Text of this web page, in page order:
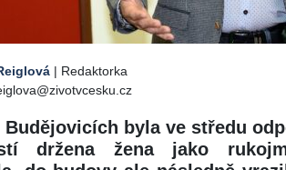
| Redaktorka
Budějovicích byla ve středu
držena žena jako